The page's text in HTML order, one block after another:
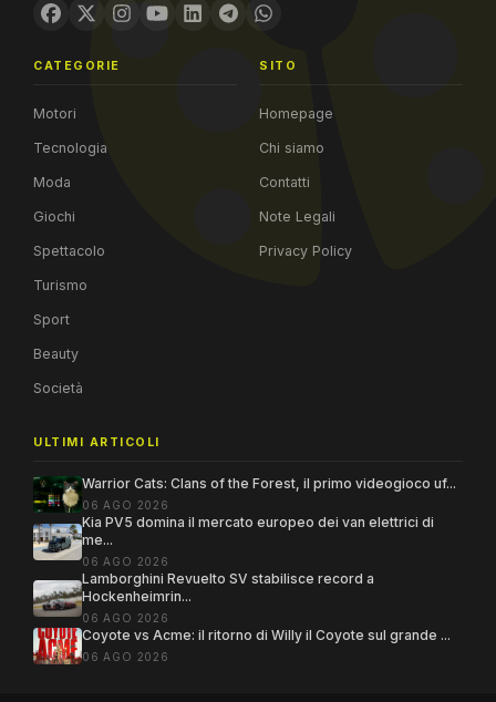
CATEGORIE
Motori
Tecnologia
Moda
Giochi
Spettacolo
Turismo
Sport
Beauty
Società
SITO
Homepage
Chi siamo
Contatti
Note Legali
Privacy Policy
ULTIMI ARTICOLI
Warrior Cats: Clans of the Forest, il primo videogioco uf...
06 AGO 2026
Kia PV5 domina il mercato europeo dei van elettrici di
me...
06 AGO 2026
Lamborghini Revuelto SV stabilisce record a
Hockenheimrin...
06 AGO 2026
Coyote vs Acme: il ritorno di Willy il Coyote sul grande ...
06 AGO 2026